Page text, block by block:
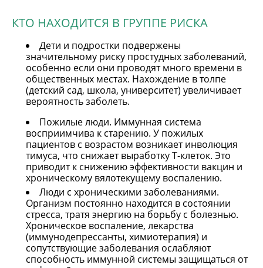
КТО НАХОДИТСЯ В ГРУППЕ РИСКА
Дети и подростки подвержены
значительному риску простудных заболеваний,
особенно если они проводят много времени в
общественных местах. Нахождение в толпе
(детский сад, школа, университет) увеличивает
вероятность заболеть.
Пожилые люди. Иммунная система
восприимчива к старению. У пожилых
пациентов с возрастом возникает инволюция
тимуса, что снижает выработку Т-клеток. Это
приводит к снижению эффективности вакцин и
хроническому вялотекущему воспалению.
Люди с хроническими заболеваниями.
Организм постоянно находится в состоянии
стресса, тратя энергию на борьбу с болезнью.
Хроническое воспаление, лекарства
(иммунодепрессанты, химиотерапия) и
сопутствующие заболевания ослабляют
способность иммунной системы защищаться от